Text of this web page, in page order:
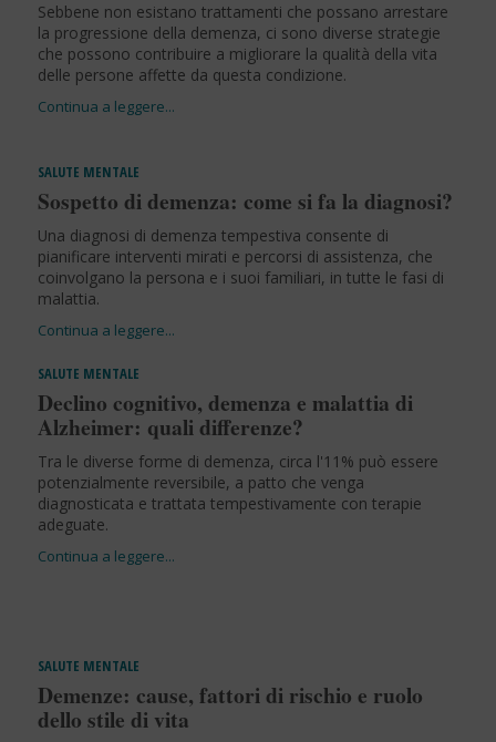
Sebbene non esistano trattamenti che possano arrestare
la progressione della demenza, ci sono diverse strategie
che possono contribuire a migliorare la qualità della vita
delle persone affette da questa condizione.
SALUTE MENTALE
Sospetto di demenza: come si fa la diagnosi?
Una diagnosi di demenza tempestiva consente di
pianificare interventi mirati e percorsi di assistenza, che
coinvolgano la persona e i suoi familiari, in tutte le fasi di
malattia.
SALUTE MENTALE
Declino cognitivo, demenza e malattia di
Alzheimer: quali differenze?
Tra le diverse forme di demenza, circa l'11% può essere
potenzialmente reversibile, a patto che venga
diagnosticata e trattata tempestivamente con terapie
adeguate.
SALUTE MENTALE
Demenze: cause, fattori di rischio e ruolo
dello stile di vita